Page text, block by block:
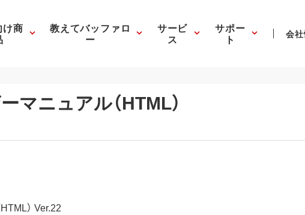
け商 教えてバッファロ
ー
サービ
ス
サポー
ト 会
マニュアル（HTML）
） Ver.22